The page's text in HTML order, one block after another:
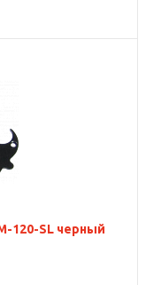
120-SL черный